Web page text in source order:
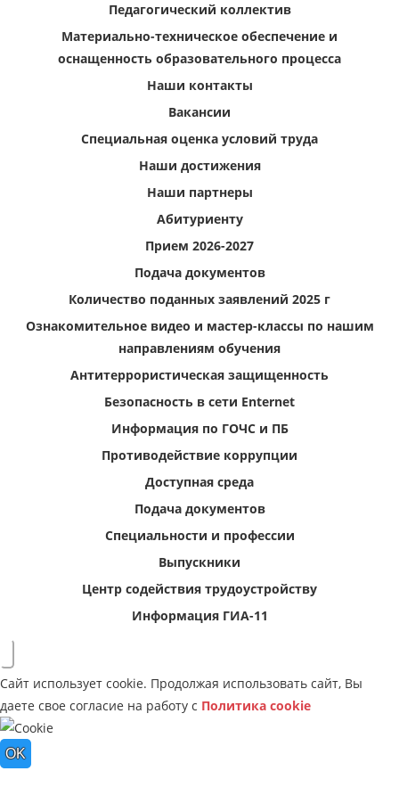
Педагогический коллектив
Материально-техническое обеспечение и
оснащенность образовательного процесса
Наши контакты
Вакансии
Специальная оценка условий труда
Наши достижения
Наши партнеры
Абитуриенту
Прием 2026-2027
Подача документов
Количество поданных заявлений 2025 г
Ознакомительное видео и мастер-классы по нашим
направлениям обучения
Антитеррористическая защищенность
Безопасность в сети Enternet
Информация по ГОЧС и ПБ
Противодействие коррупции
Доступная среда
Подача документов
Специальности и профессии
Выпускники
Центр содействия трудоустройству
Информация ГИА-11
Сайт использует cookie. Продолжая использовать сайт, Вы
даете свое согласие на работу с Политика cookie
OK